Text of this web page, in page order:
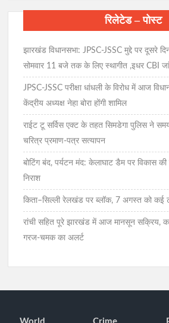
रिलेटेड – पोस्ट
झारखंड विधानसभा: JPSC-JSSC मुद्दे पर दूसरे
सोमवार 11 बजे तक के लिए स्थागीत ,इधर CBI
JPSC-JSSC परीक्षा धांधली के विरोध में आज
केंद्रीय अध्यक्ष नेहा बोरा होंगी शामिल
राईट टू सर्विस एक्ट के तहत सिमडेगा पुलिस ने
चरित्र प्रमाण-पत्र सत्यापन
बोटिंग बंद, पर्यटन मंद: केलाघाट डैम पर विकास की
निराश
किता–सिल्ली रेलखंड पर ब्लॉक, 7 अगस्त को कई
रांची सहित पूरे झारखंड में आज मानसून सक्रिय,
गरज-चमक का अलर्ट